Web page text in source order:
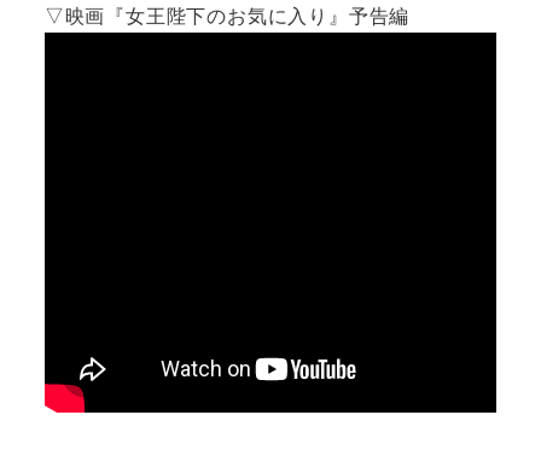
▽映画『女王陛下のお気に入り』予告編